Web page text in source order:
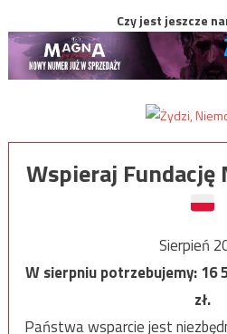
Czy jest jeszcze
Wspieraj Fundację
Sierpień
W sierpniu potrzebujemy:16
zł.
Państwa wsparcie jest